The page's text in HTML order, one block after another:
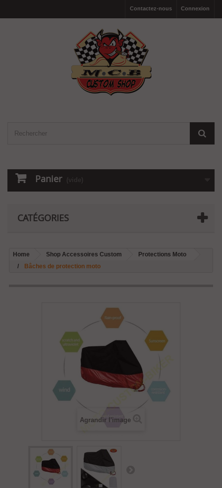
Connexion
Contactez-nous
Panier (vide)
CATÉGORIES
Home Shop Accessoires Custom
Protections Moto
Bâches de protection moto
Agrandir l'image